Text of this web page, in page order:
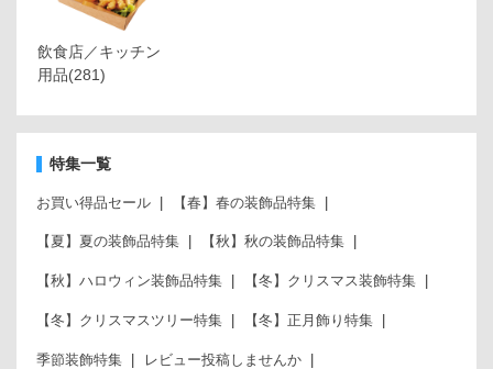
飲食店／キッチン
用品(281)
特集一覧
お買い得品セール 【春】春の装飾品特集
【夏】夏の装飾品特集 【秋】秋の装飾品特集
【秋】ハロウィン装飾品特集 【冬】クリスマス装飾特集
【冬】クリスマスツリー特集 【冬】正月飾り特集
季節装飾特集 レビュー投稿しませんか